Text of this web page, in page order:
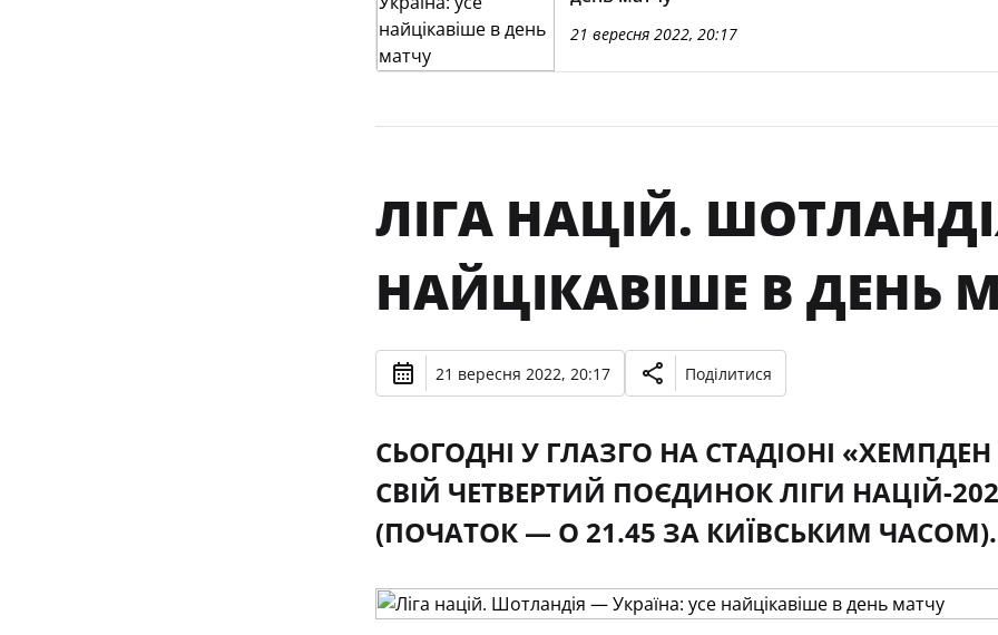
21 вересня 2022, 20:17
ЛІГА НАЦІЙ.
НАЙЦІКАВІШЕ В ДЕНЬ
21 вересня 2022, 20:17 Поділитися
СЬОГОДНІ У ГЛАЗГО НА СТАДІОНІ
СВІЙ ЧЕТВЕРТИЙ ПОЄДИНОК ЛІГИ НАЦІЙ-
(ПОЧАТОК — О 21.45 ЗА КИЇВСЬКИМ ЧАСОМ).